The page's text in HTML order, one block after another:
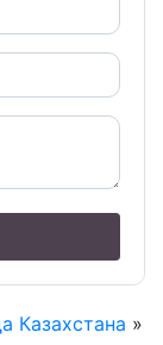
Казахстана »